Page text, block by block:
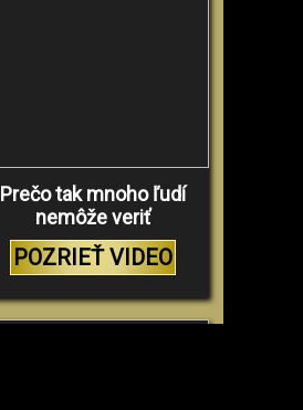
Prečo tak mnoho ľudí
nemôže veriť
POZRIEŤ VIDEO